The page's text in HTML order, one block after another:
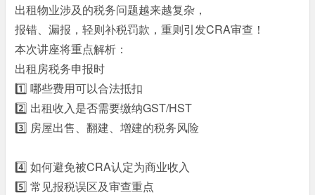
出租物业涉及的税务问题越来越复杂，
报错、漏报，轻则补税罚款，重则引发CRA审查！
本次讲座将重点解析：
出租房税务申报时
1️⃣ 哪些费用可以合法抵扣
2️⃣ 出租收入是否需要缴纳GST/HST
3️⃣ 房屋出售、翻建、增建的税务风险
4️⃣ 如何避免被CRA认定为商业收入
5️⃣ 常见报税误区及审查重点